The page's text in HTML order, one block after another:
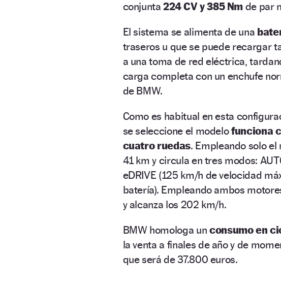
conjunta224 CV y 385 Nm de par
El sistema se alimenta de una
traseros u que se puede recargar
a una toma de red eléctrica,
carga completa con un enchufe
de BMW.
Como es habitual en esta
se seleccione el modelofunciona
cuatro ruedas. Empleando solo
41 km y circula en tres modos:
eDRIVE (125 km/h de velocidad
batería). Empleando ambos
y alcanza los 202 km/h.
BMW homologa un consumo en
la venta a finales de año y de
que será de 37.800 euros.